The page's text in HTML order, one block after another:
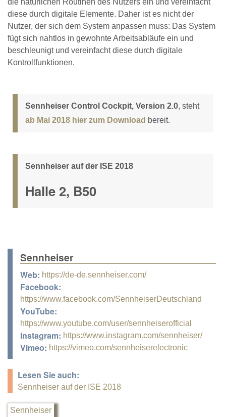
die natürlichen Routinen des Nutzers ein und vereinfacht
diese durch digitale Elemente. Daher ist es nicht der
Nutzer, der sich dem System anpassen muss: Das System
fügt sich nahtlos in gewohnte Arbeitsabläufe ein und
beschleunigt und vereinfacht diese durch digitale
Kontrollfunktionen.
Sennheiser Control Cockpit, Version 2.0, steht
ab Mai 2018 hier zum Download bereit.
Sennheiser auf der ISE 2018
Halle 2, B50
Sennheiser
Web: https://de-de.sennheiser.com/
Facebook:
https://www.facebook.com/SennheiserDeutschland
YouTube:
https://www.youtube.com/user/sennheiserofficial
Instagram: https://www.instagram.com/sennheiser/
Vimeo: https://vimeo.com/sennheiserelectronic
Lesen Sie auch:
Sennheiser auf der ISE 2018
Sennheiser